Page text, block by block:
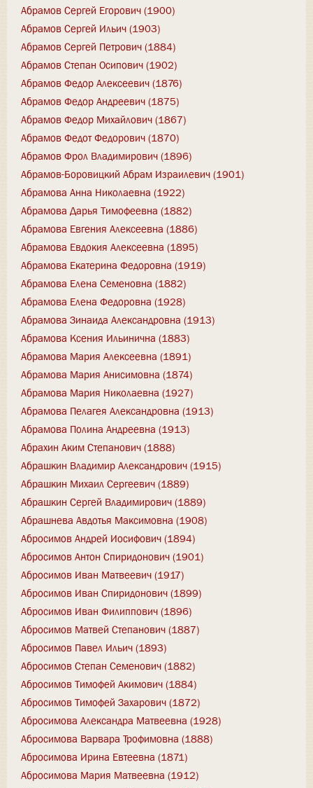
Абрамов Сергей Егорович (1900)
Абрамов Сергей Ильич (1903)
Абрамов Сергей Петрович (1884)
Абрамов Степан Осипович (1902)
Абрамов Федор Алексеевич (1876)
Абрамов Федор Андреевич (1875)
Абрамов Федор Михайлович (1867)
Абрамов Федот Федорович (1870)
Абрамов Фрол Владимирович (1896)
Абрамов-Боровицкий Абрам Израилевич (1901)
Абрамова Анна Николаевна (1922)
Абрамова Дарья Тимофеевна (1882)
Абрамова Евгения Алексеевна (1886)
Абрамова Евдокия Алексеевна (1895)
Абрамова Екатерина Федоровна (1919)
Абрамова Елена Семеновна (1882)
Абрамова Елена Федоровна (1928)
Абрамова Зинаида Александровна (1913)
Абрамова Ксения Ильинична (1883)
Абрамова Мария Алексеевна (1891)
Абрамова Мария Анисимовна (1874)
Абрамова Мария Николаевна (1927)
Абрамова Пелагея Александровна (1913)
Абрамова Полина Андреевна (1913)
Абрахин Аким Степанович (1888)
Абрашкин Владимир Александрович (1915)
Абрашкин Михаил Сергеевич (1889)
Абрашкин Сергей Владимирович (1889)
Абрашнева Авдотья Максимовна (1908)
Абросимов Андрей Иосифович (1894)
Абросимов Антон Спиридонович (1901)
Абросимов Иван Матвеевич (1917)
Абросимов Иван Спиридонович (1899)
Абросимов Иван Филиппович (1896)
Абросимов Матвей Степанович (1887)
Абросимов Павел Ильич (1893)
Абросимов Степан Семенович (1882)
Абросимов Тимофей Акимович (1884)
Абросимов Тимофей Захарович (1872)
Абросимова Александра Матвеевна (1928)
Абросимова Варвара Трофимовна (1888)
Абросимова Ирина Евтеевна (1871)
Абросимова Мария Матвеевна (1912)